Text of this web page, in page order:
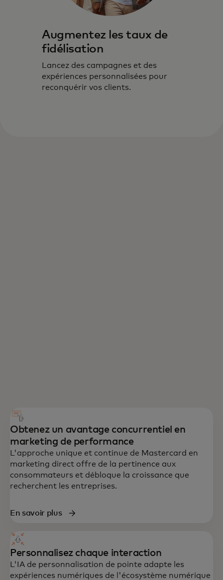
Augmentez les taux de
fidélisation
Lancez des campagnes et des
expériences personnalisées pour
reconquérir vos clients.
Obtenez un avantage concurrentiel en
marketing de performance
L'approche unique et continue de Mastercard en
marketing direct offre de la pertinence aux
consommateurs et débloque la croissance que
recherchent les entreprises.
En savoir plus
Personnalisez chaque interaction
L'IA de personnalisation de pointe adapte les
expériences numériques de l'écosystème numérique